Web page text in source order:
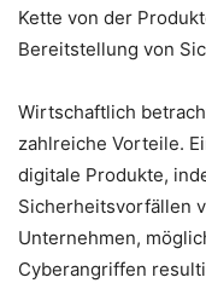
Kette von der
Bereitstellung von
Wirtschaftlich
zahlreiche Vorteile.
digitale Produkte,
Sicherheitsvorfällen
Unternehmen,
Cyberangriffen